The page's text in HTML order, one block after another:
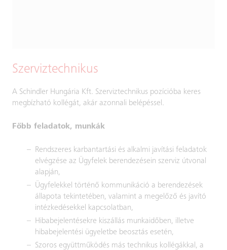
Szerviztechnikus
A Schindler Hungária Kft. Szerviztechnikus pozícióba keres
megbízható kollégát, akár azonnali belépéssel.
Főbb feladatok, munkák
Rendszeres karbantartási és alkalmi javítási feladatok
elvégzése az Ügyfelek berendezésein szerviz útvonal
alapján,
Ügyfelekkel történő kommunikáció a berendezések
állapota tekintetében, valamint a megelőző és javító
intézkedésekkel kapcsolatban,
Hibabejelentésekre kiszállás munkaidőben, illetve
hibabejelentési ügyeletbe beosztás esetén,
Szoros együttműködés más technikus kollégákkal, a